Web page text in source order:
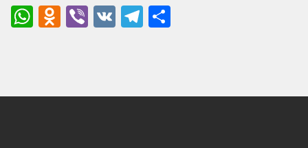
WhatsApp
Odnoklassniki
Viber
VK Telegram